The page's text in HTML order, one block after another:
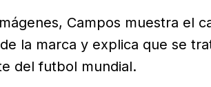
Campos muestra el
la marca y explica que se
del futbol mundial.